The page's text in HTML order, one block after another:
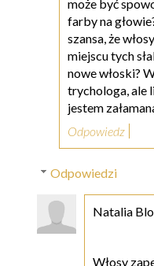
może być
farby na
szansa, że
miejscu tych
nowe włoski?
trychologa, ale
jestem
Odpowiedz
Odpowiedzi
Natalia
Włosy